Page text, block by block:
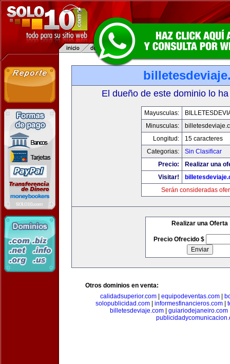
El dueño de este dominio lo
Mayusculas:
Minusculas:
Longitud:
15 caracteres
Categorias:
Sin Clasificar
Precio:
Realizar una
Visitar!
Serán consideradas
Realizar una Oferta
Precio Ofrecido $
Otros dominios en venta:
calidadsuperior.com
equipodeventas.com
solopublicidad.com| informesfinancieros.com|
billetesdeviaje.com| guiariodejaneiro.com